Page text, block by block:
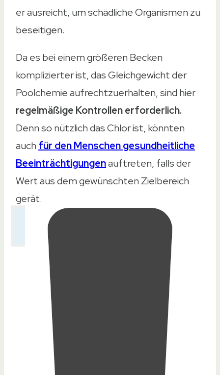
er ausreicht, um schädliche Organismen zu
beseitigen.
Da es bei einem größeren Becken
komplizierter ist, das Gleichgewicht der
Poolchemie aufrechtzuerhalten, sind hier
regelmäßige Kontrollen erforderlich.
Denn so nützlich das Chlor ist, könnten
auchfür den Menschen gesundheitliche
Beeinträchtigungenauftreten, falls der
Wert aus dem gewünschten Zielbereich
gerät.